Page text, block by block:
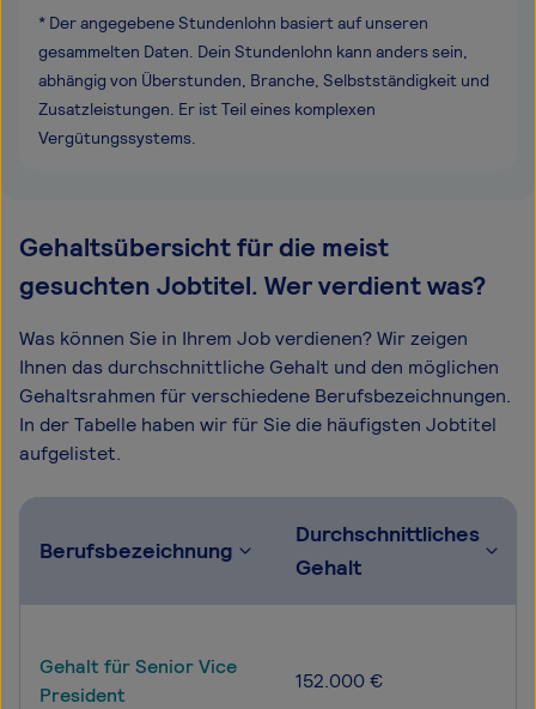
* Der angegebene Stundenlohn basiert auf unseren
gesammelten Daten. Dein Stundenlohn kann anders sein,
abhängig von Überstunden, Branche, Selbstständigkeit und
Zusatzleistungen. Er ist Teil eines komplexen
Vergütungssystems.
Gehaltsübersicht für die meist
gesuchten Jobtitel. Wer verdient was?
Was können Sie in Ihrem Job verdienen? Wir zeigen
Ihnen das durchschnittliche Gehalt und den möglichen
Gehaltsrahmen für verschiedene Berufsbezeichnungen.
In der Tabelle haben wir für Sie die häufigsten Jobtitel
aufgelistet.
Berufsbezeichnung
Durchschnittliches
Gehalt
Gehalt für Senior Vice
President
152.000 €